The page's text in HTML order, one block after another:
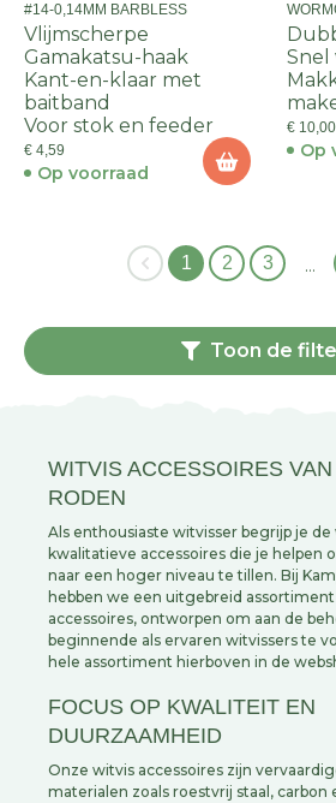
#14-0,14MM BARBLESS
Vlijmscherpe
Gamakatsu-haak
Kant-en-klaar met
baitband
Voor stok en feeder
€ 4,59
Op voorraad
Snel
€ 10,00
Op
1 2 3 …
Toon de
WITVIS ACCESSOIRES
RODEN
Als enthousiaste witvisser begrijp je de
kwalitatieve accessoires die je helpen
naar een hoger niveau te tillen. Bij
hebben we een uitgebreid
accessoires, ontworpen om aan de
beginnende als ervaren witvissers te
hele assortiment hierboven in de
FOCUS OP KWALITEIT EN
DUURZAAMHEID
Onze witvis accessoires zijn
materialen zoals roestvrij staal, carbon